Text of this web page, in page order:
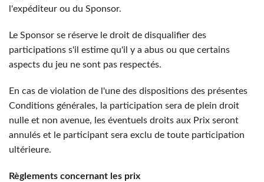
l'expéditeur ou du Sponsor.
Le Sponsor se réserve le droit de disqualifier des
participations s'il estime qu'il y a abus ou que certains
aspects du jeu ne sont pas respectés.
En cas de violation de l'une des dispositions des présentes
Conditions générales, la participation sera de plein droit
nulle et non avenue, les éventuels droits aux Prix seront
annulés et le participant sera exclu de toute participation
ultérieure.
Règlements concernant les prix